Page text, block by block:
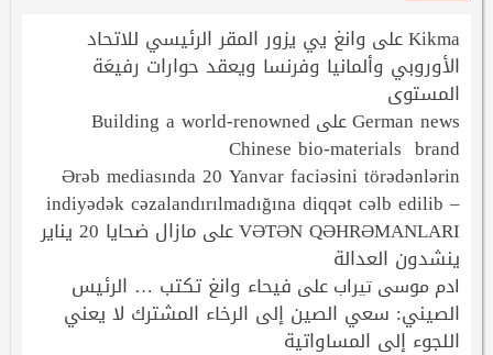
Kikmaعلى وانغ يي يزور المقر الرئيسي للاتحاد
الأوروبي وألمانيا وفرنسا ويعقد حوارات رفيعَة
المستوى
German newsعلى Building a world-renowned
Chinese bio-materials brand
Ərəb mediasında 20 Yanvar faciəsini törədənlərin
indiyədək cəzalandırılmadığına diqqət cəlb edilib –
VƏTƏN QƏHRƏMANLARIعلى مازال ضحايا 20 يناير
ينشدون العدالة
ادم موسى تيرابعلى فيحاء وانغ تكتب … الرئيس
الصيني: سعي الصين إلى الرخاء المشترك لا يعني
اللجوء إلى المساواتية